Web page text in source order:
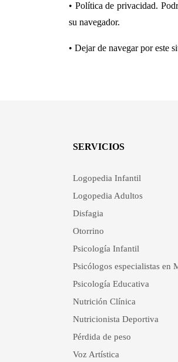
• Política de privacidad.
su navegador.
• Dejar de navegar por este
SERVICIOS
Logopedia Infantil
Logopedia Adultos
Disfagia
Otorrino
Psicología Infantil
Psicólogos especialistas en
Psicología Educativa
Nutrición Clínica
Nutricionista Deportiva
Pérdida de peso
Voz Artística